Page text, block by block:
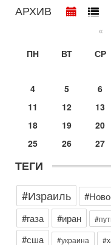
30-07-2026, 17:59
Иран доведет
оценка от
Ситуация вокруг
с каждым днем.
отменил решение о
Покупатель
запретить полеты
разгорается громкий
Сегодня, 16:56
Израильская
списке одной из
Вчера, 16:55
Арабо-еврейская
появится...
Может ли в Израиле
АРХИВ
«
ПН
ВТ СР
4
5 6
11
12 13
18
19 20
25
26 27
ТЕГИ
#Израиль
#газа #иран
#сша #украина